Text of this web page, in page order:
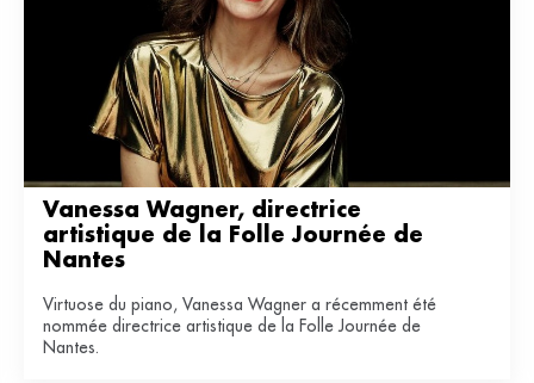
Vanessa Wagner, directrice
artistique de la Folle Journée de
Nantes
Virtuose du piano, Vanessa Wagner a récemment été
nommée directrice artistique de la Folle Journée de
Nantes.